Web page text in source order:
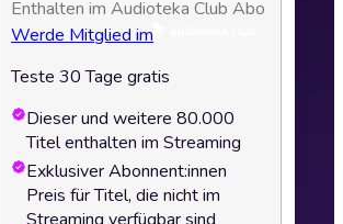
Enthalten im Audioteka Club Abo
Werde Mitglied im
Teste 30 Tage gratis
Dieser und weitere 80.000
Titel enthalten im Streaming
Exklusiver Abonnent:innen
Preis für Titel, die nicht im